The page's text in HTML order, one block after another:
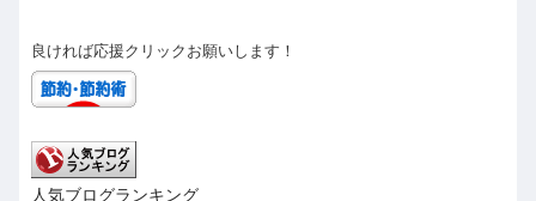
良ければ応援クリックお願いします！
人気ブログランキング